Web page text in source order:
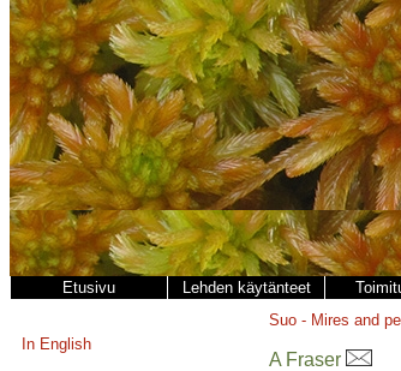
Etusivu Lehden käytänteet
In English
Suo - Mires and
A Fraser